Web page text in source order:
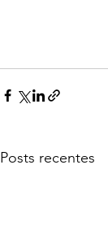
Posts recentes